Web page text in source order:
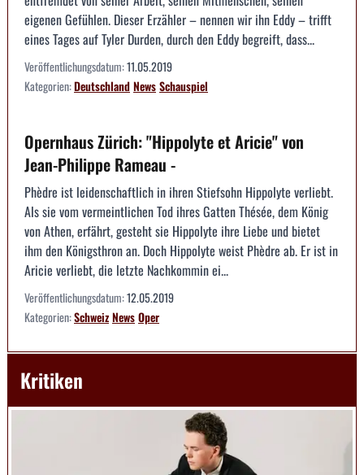
eigenen Gefühlen. Dieser Erzähler – nennen wir ihn Eddy – trifft
eines Tages auf Tyler Durden, durch den Eddy begreift, dass...
Veröffentlichungsdatum:11.05.2019
Kategorien:DeutschlandNewsSchauspiel
Opernhaus Zürich: "Hippolyte et Aricie" von
Jean-Philippe Rameau -
Phèdre ist leidenschaftlich in ihren Stiefsohn Hippolyte verliebt.
Als sie vom vermeintlichen Tod ihres Gatten Thésée, dem König
von Athen, erfährt, gesteht sie Hippolyte ihre Liebe und bietet
ihm den Königsthron an. Doch Hippolyte weist Phèdre ab. Er ist in
Aricie verliebt, die letzte Nachkommin ei...
Veröffentlichungsdatum:12.05.2019
Kategorien:SchweizNewsOper
Kritiken